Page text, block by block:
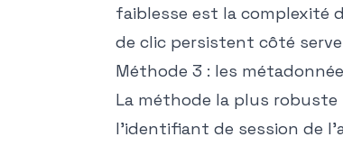
faiblesse est la complexité
de clic persistent côté
Méthode 3 : les
La méthode la plus
l'identifiant de session de